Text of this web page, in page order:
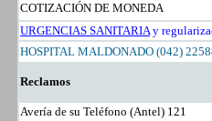
COTIZACIÓN DE MONEDA
URGENCIAS SANITARIA y
HOSPITAL MALDONADO (042)
Reclamos
Avería de su Teléfono (Antel) 121